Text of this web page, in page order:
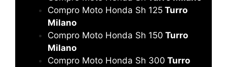
Compro Moto Honda Sh 125 Turro
Milano
Compro Moto Honda Sh 150 Turro
Milano
Compro Moto Honda Sh 300 Turro